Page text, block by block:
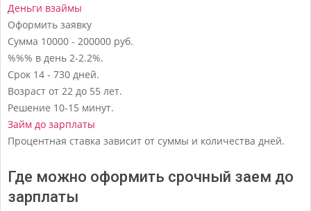
Деньги взаймы
Оформить заявку
Сумма 10000 - 200000 руб.
%%% в день 2-2.2%.
Срок 14 - 730 дней.
Возраст от 22 до 55 лет.
Решение 10-15 минут.
Займ до зарплаты
Процентная ставка зависит от суммы и количества дней.
Где можно оформить срочный заем до
зарплаты